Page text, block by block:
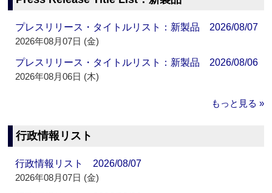
プレスリリース・タイトルリスト：新製品 2026/08/07
2026年08月07日 (金)
プレスリリース・タイトルリスト：新製品 2026/08/06
2026年08月06日 (木)
もっと見る »
行政情報リスト
行政情報リスト 2026/08/07
2026年08月07日 (金)